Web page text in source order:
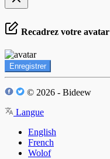
Recadrez votre avatar
Enregistrer
© 2026 - Bideew
Langue
English
French
Wolof